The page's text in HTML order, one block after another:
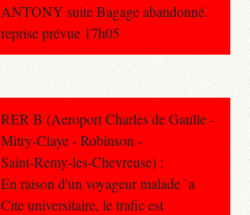
ANTONY suite Bagage abandonné.
reprise prévue 17h05
RER B (Aeroport Charles de Gaulle -
Mitry-Claye - Robinson -
Saint-Remy-les-Chevreuse) :
En raison d'un voyageur malade `a
Cite universitaire, le trafic est